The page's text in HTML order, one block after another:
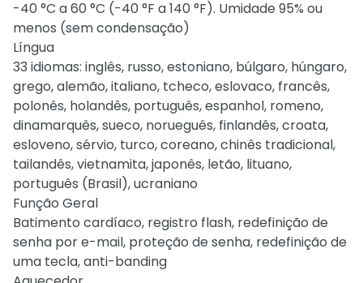
-40 °C a 60 °C (-40 °F a 140 °F). Umidade 95% ou
menos (sem condensação)
Língua
33 idiomas: inglês, russo, estoniano, búlgaro, húngaro,
grego, alemão, italiano, tcheco, eslovaco, francês,
polonês, holandês, português, espanhol, romeno,
dinamarquês, sueco, norueguês, finlandês, croata,
esloveno, sérvio, turco, coreano, chinês tradicional,
tailandês, vietnamita, japonês, letão, lituano,
português (Brasil), ucraniano
Função Geral
Batimento cardíaco, registro flash, redefinição de
senha por e-mail, proteção de senha, redefinição de
uma tecla, anti-banding